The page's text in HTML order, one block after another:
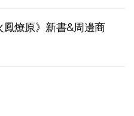
燎原》新書&周邊商